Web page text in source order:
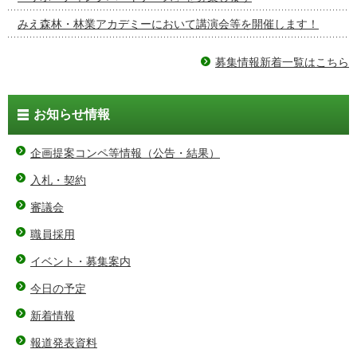
みえ森林・林業アカデミーにおいて講演会等を開催します！
募集情報新着一覧はこちら
お知らせ情報
企画提案コンペ等情報（公告・結果）
入札・契約
審議会
職員採用
イベント・募集案内
今日の予定
新着情報
報道発表資料